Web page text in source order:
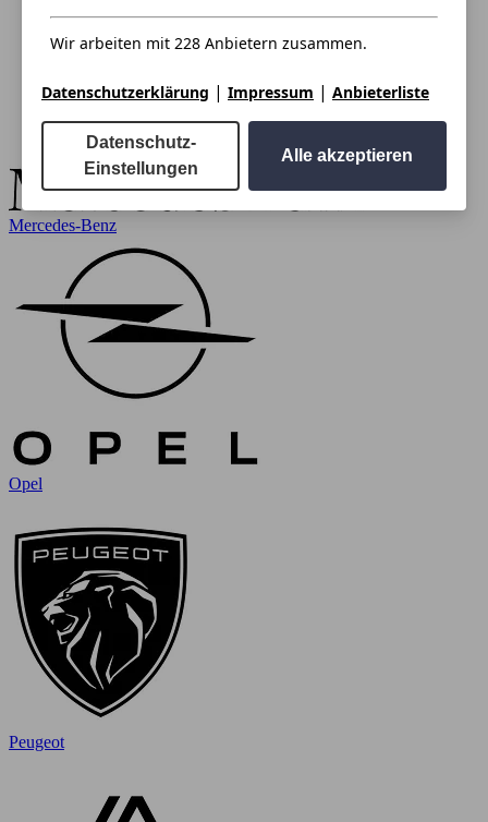
Mercedes-Benz
Opel
Peugeot
Wir arbeiten mit 228 Anbietern zusammen.
Datenschutzerklärung | Impressum | Anbieterliste
Datenschutz-
Einstellungen
Alle akzeptieren